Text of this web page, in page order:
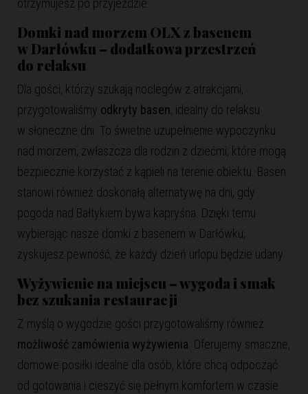
otrzymujesz po przyjeździe.
Domki nad morzem OLX z basenem
w Darłówku – dodatkowa przestrzeń
do relaksu
Dla gości, którzy szukają noclegów z atrakcjami,
przygotowaliśmy odkryty basen, idealny do relaksu
w słoneczne dni. To świetne uzupełnienie wypoczynku
nad morzem, zwłaszcza dla rodzin z dziećmi, które mogą
bezpiecznie korzystać z kąpieli na terenie obiektu. Basen
stanowi również doskonałą alternatywę na dni, gdy
pogoda nad Bałtykiem bywa kapryśna. Dzięki temu
wybierając nasze domki z basenem w Darłówku,
zyskujesz pewność, że każdy dzień urlopu będzie udany.
Wyżywienie na miejscu – wygoda i smak
bez szukania restauracji
Z myślą o wygodzie gości przygotowaliśmy również
możliwość zamówienia wyżywienia . Oferujemy smaczne,
domowe posiłki idealne dla osób, które chcą odpocząć
od gotowania i cieszyć się pełnym komfortem w czasie